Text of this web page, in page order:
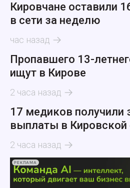
Кировчане оставили
в сети за неделю
час назад
Пропавшего 13-
ищут в Кирове
2 часа назад
17 медиков получили
выплаты в Кировской
2 часа назад
РЕКЛАМА